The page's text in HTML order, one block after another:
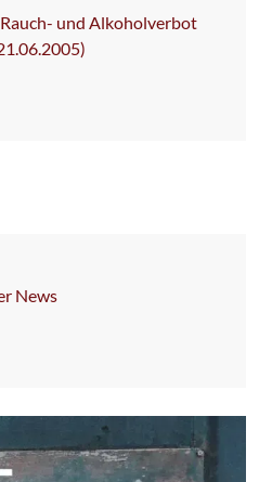
und Alkoholverbot
News